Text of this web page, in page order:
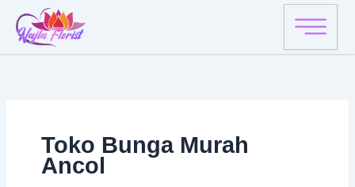
Toko Bunga Murah
Ancol